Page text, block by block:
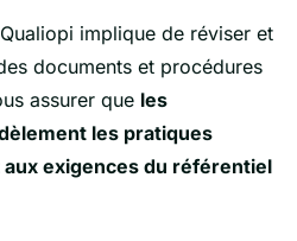
implique de réviser et
documents et procédures
assurer que les
les pratiques
exigences du référentiel